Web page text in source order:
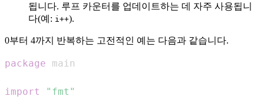
됩니다. 루프 카운터를 업데이트하는 데 자주 사용됩니
다(예: i++).
0부터 4까지 반복하는 고전적인 예는 다음과 같습니다.
package
import "fmt"